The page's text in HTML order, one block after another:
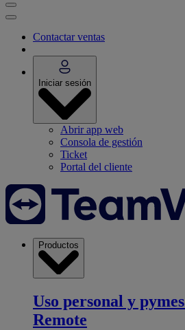
Contactar ventas
Iniciar sesión
Abrir app web
Consola de gestión
Ticket
Portal del cliente
Productos
Uso personal y pymes
Remote